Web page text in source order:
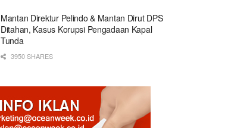
Mantan Direktur Pelindo & Mantan Dirut DPS
Ditahan, Kasus Korupsi Pengadaan Kapal
Tunda
3950 SHARES